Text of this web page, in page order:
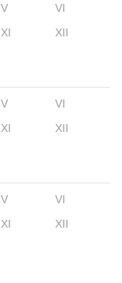
V
VI
XI XII
V
VI
XI XII
V
VI
XI XII